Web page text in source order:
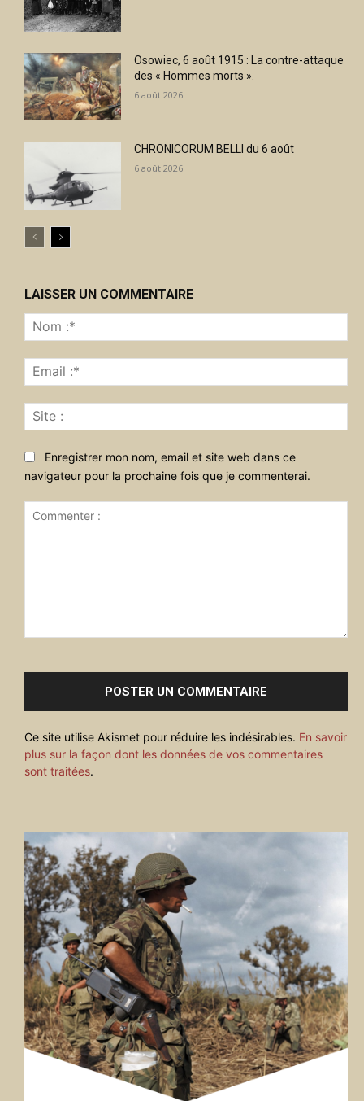
Osowiec, 6 août 1915 : La contre-attaque
des « Hommes morts ».
6 août 2026
CHRONICORUM BELLI du 6 août
6 août 2026
LAISSER UN COMMENTAIRE
:*
:*
:
Enregistrer mon nom, email et site web dans ce
navigateur pour la prochaine fois que je commenterai.
Ce site utilise Akismet pour réduire les indésirables. En savoir
plus sur la façon dont les données de vos commentaires
sont traitées.